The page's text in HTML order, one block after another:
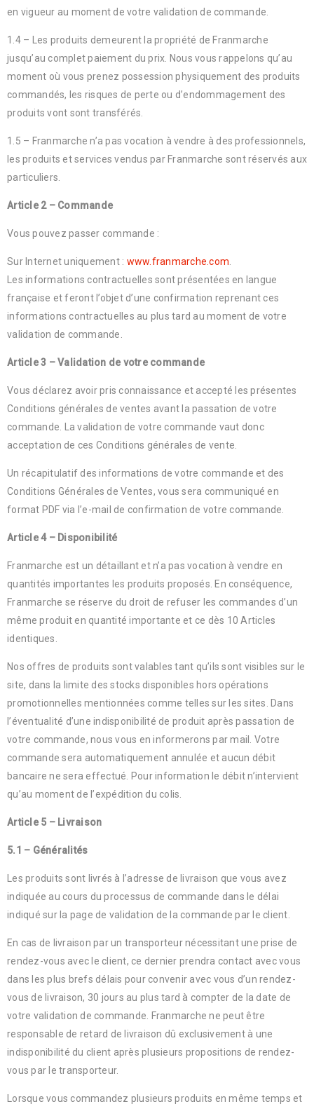
en vigueur au moment de votre validation de commande.
1.4 – Les produits demeurent la propriété de Franmarche
jusqu’au complet paiement du prix. Nous vous rappelons qu’au
moment où vous prenez possession physiquement des produits
commandés, les risques de perte ou d’endommagement des
produits vont sont transférés.
1.5 – Franmarche n’a pas vocation à vendre à des professionnels,
les produits et services vendus par Franmarche sont réservés aux
particuliers.
Article 2 – Commande
Vous pouvez passer commande :
Sur Internet uniquement : www.franmarche.com
Les informations contractuelles sont présentées en langue
française et feront l’objet d’une confirmation reprenant ces
informations contractuelles au plus tard au moment de votre
validation de commande.
Article 3 – Validation de votre commande
Vous déclarez avoir pris connaissance et accepté les présentes
Conditions générales de ventes avant la passation de votre
commande. La validation de votre commande vaut donc
acceptation de ces Conditions générales de vente.
Un récapitulatif des informations de votre commande et des
Conditions Générales de Ventes, vous sera communiqué en
format PDF via l’e-mail de confirmation de votre commande.
Article 4 – Disponibilité
Franmarche est un détaillant et n’a pas vocation à vendre en
quantités importantes les produits proposés. En conséquence,
Franmarche se réserve du droit de refuser les commandes d’un
même produit en quantité importante et ce dès 10 Articles
identiques.
Nos offres de produits sont valables tant qu’ils sont visibles sur le
site, dans la limite des stocks disponibles hors opérations
promotionnelles mentionnées comme telles sur les sites. Dans
l’éventualité d’une indisponibilité de produit après passation de
votre commande, nous vous en informerons par mail. Votre
commande sera automatiquement annulée et aucun débit
bancaire ne sera effectué. Pour information le débit n’intervient
qu’au moment de l’expédition du colis.
Article 5 – Livraison
5.1 – Généralités
Les produits sont livrés à l’adresse de livraison que vous avez
indiquée au cours du processus de commande dans le délai
indiqué sur la page de validation de la commande par le client.
En cas de livraison par un transporteur nécessitant une prise de
rendez-vous avec le client, ce dernier prendra contact avec vous
dans les plus brefs délais pour convenir avec vous d’un rendez-
vous de livraison, 30 jours au plus tard à compter de la date de
votre validation de commande. Franmarche ne peut être
responsable de retard de livraison dû exclusivement à une
indisponibilité du client après plusieurs propositions de rendez-
vous par le transporteur.
Lorsque vous commandez plusieurs produits en même temps et